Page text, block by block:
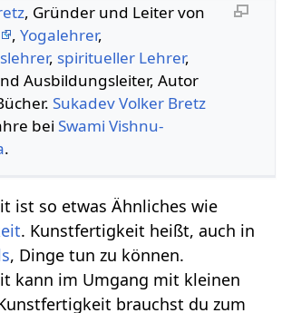
, Gründer und Leiter von
, Yogalehrer,
, spiritueller Lehrer,
Ausbildungsleiter, Autor
Sukadev Volker Bretz
bei Swami Vishnu-
.
ist so etwas Ähnliches wie
. Kunstfertigkeit heißt, auch in
, Dinge tun zu können.
kann im Umgang mit kleinen
brauchst du zum